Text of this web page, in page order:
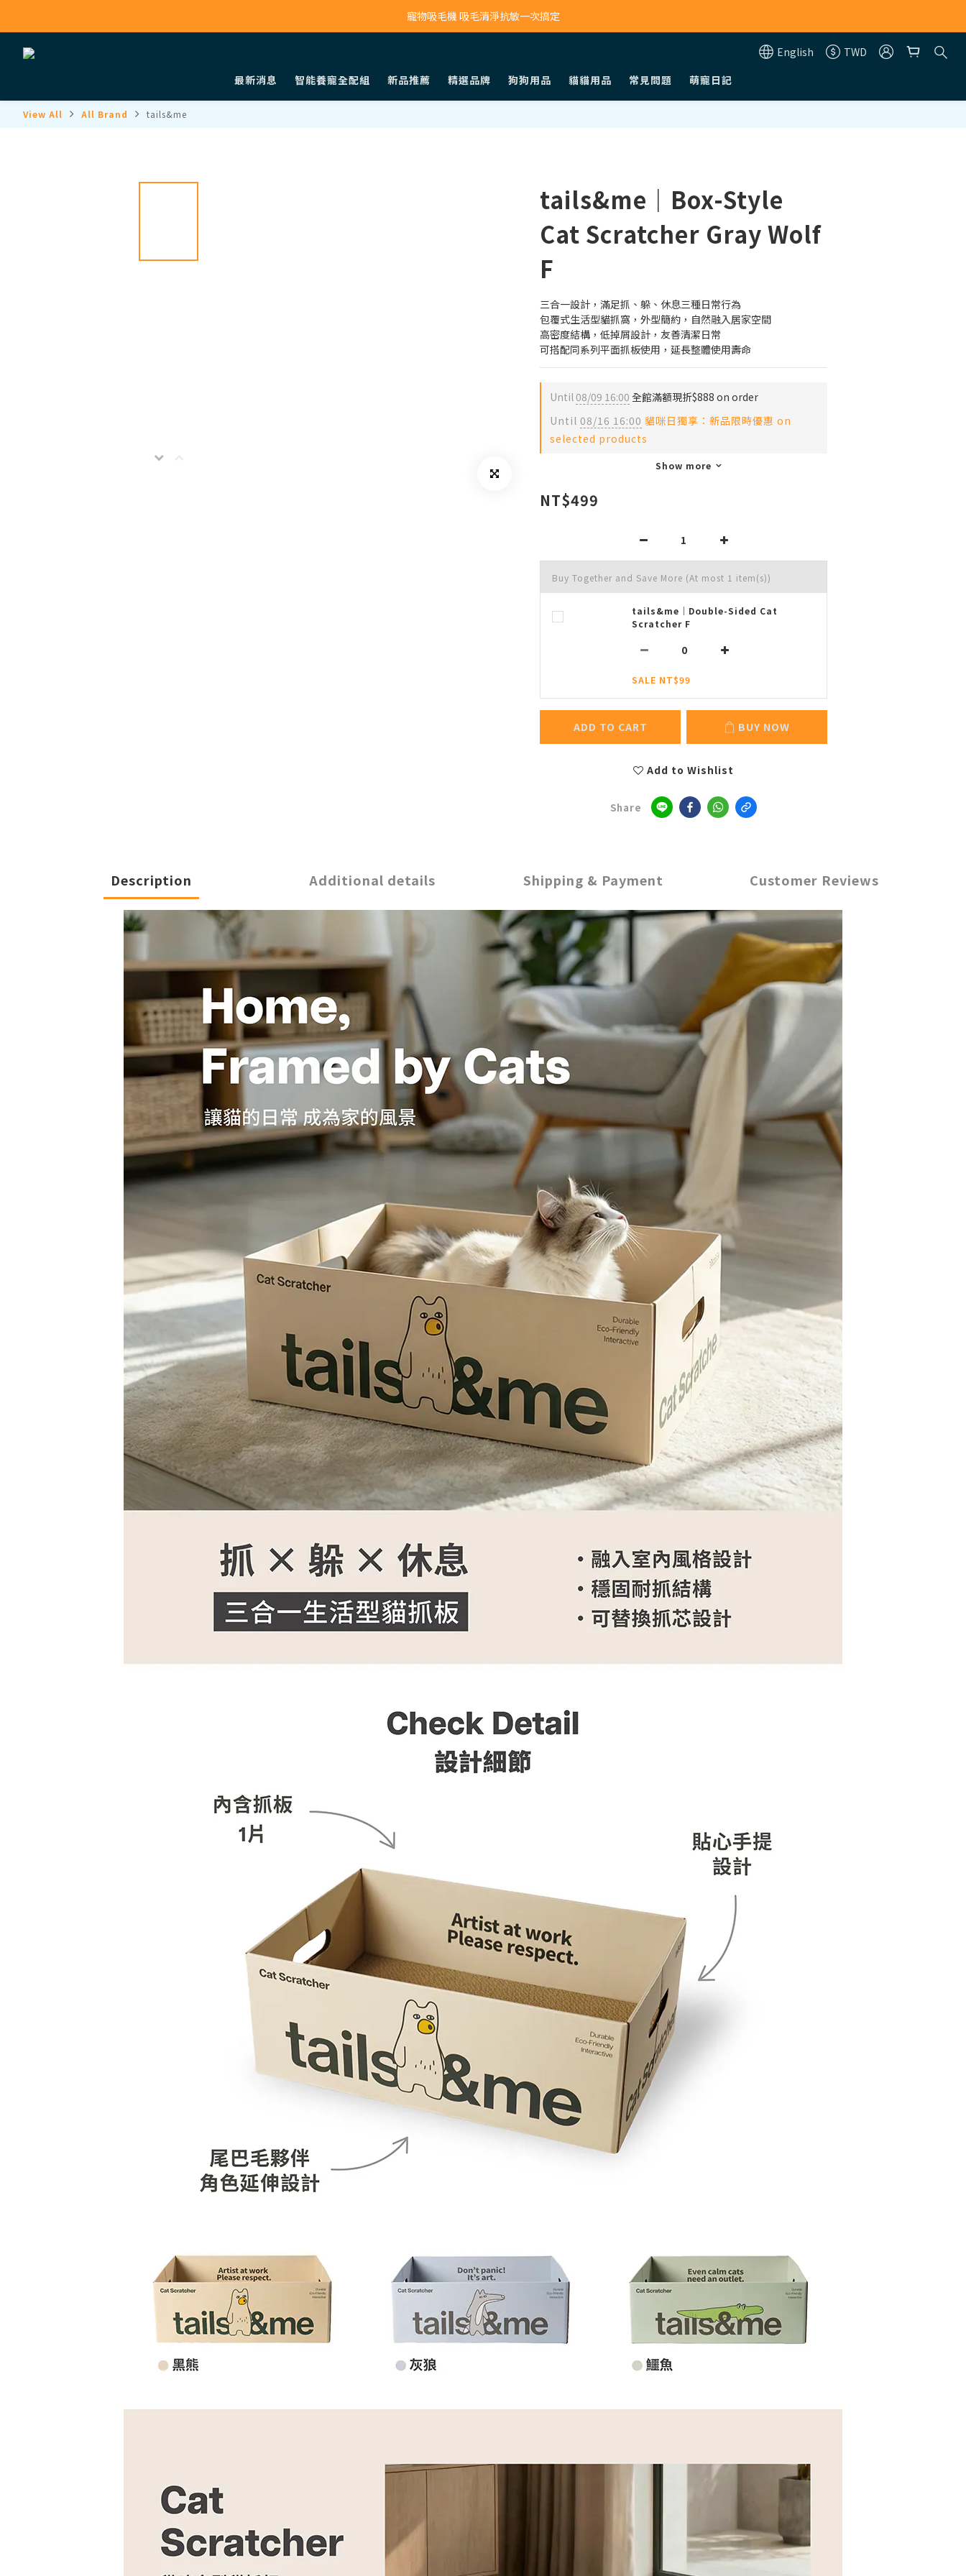
寵物吸毛機 吸毛清淨抗敏一次搞定
寵物吸毛機 吸毛清淨抗敏一次搞定
寵物吸毛機 吸毛清淨抗敏一次搞定
English
TWD
最新消息
智能養寵全配組 新品推薦 精選品牌 狗狗用品 貓貓用品 常見問題 萌寵日記
View All All Brand tails&me
tails&me｜Box-Style
Cat Scratcher Gray Wolf
F
三合一設計，滿足抓、躲、休息三種日常行為
包覆式生活型貓抓窩，外型簡約，自然融入居家空間
高密度結構，低掉屑設計，友善清潔日常
可搭配同系列平面抓板使用，延長整體使用壽命
Until08/09 16:00 全館滿額現折$888 on order
Until 08/16 16:00 貓咪日獨享：新品限時優惠 on
selected products
Show more
NT$499
Buy Together and Save More (At most 1 item(s))
tails&me｜Double-Sided Cat
Scratcher F
SALE NT$99
ADD TO CART BUY NOW
Add to Wishlist
Share
Description Additional details Shipping & Payment Customer Reviews